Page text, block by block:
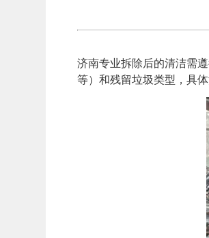
济南专业拆除后的清洁需
等）和残留垃圾类型，具体